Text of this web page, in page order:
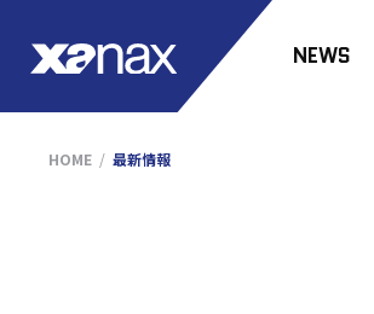
NEWS
HOME 最新情報